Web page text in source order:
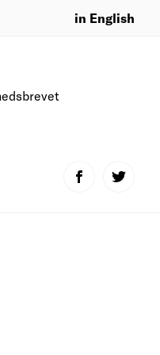
in English